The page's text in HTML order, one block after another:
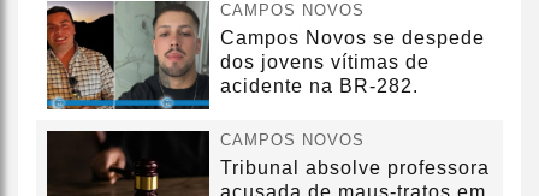
CAMPOS NOVOS
Campos Novos se despede
dos jovens vítimas de
acidente na BR-282.
CAMPOS NOVOS
Tribunal absolve professora
acusada de maus-tratos em